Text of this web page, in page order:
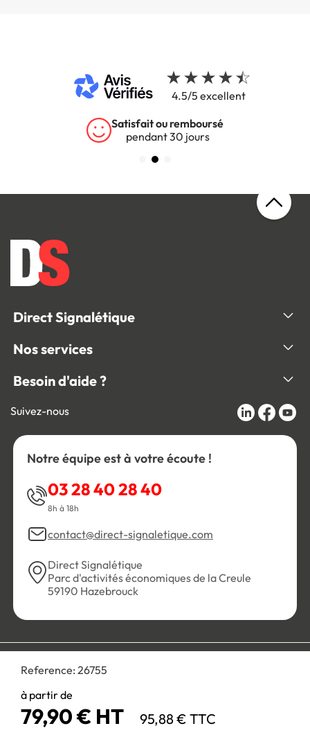
Reference: 26755
à partir de
79,90 € HT 95,88 € TTC
4.5/5 excellent
Garantie 5 ans
sur tous nos produits
Direct Signalétique
Nos services
Besoin d'aide ?
Suivez-nous
Notre équipe est à votre écoute !
03 28 40 28 40
8h à 18h
contact@direct-signaletique.com
Direct Signalétique
Parc d'activités économiques de la Creule
59190 Hazebrouck
Personnaliser les cookies
Paiement 100% sécurisé :